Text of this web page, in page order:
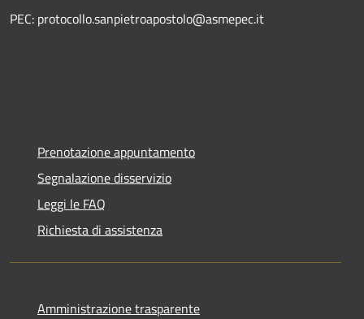
PEC: protocollo.sanpietroapostolo@asmepec.it
Prenotazione appuntamento
Segnalazione disservizio
Leggi le FAQ
Richiesta di assistenza
Amministrazione trasparente